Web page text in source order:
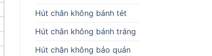
Hút chân không bánh tét
Hút chân không bánh tráng
Hút chân không bảo quản